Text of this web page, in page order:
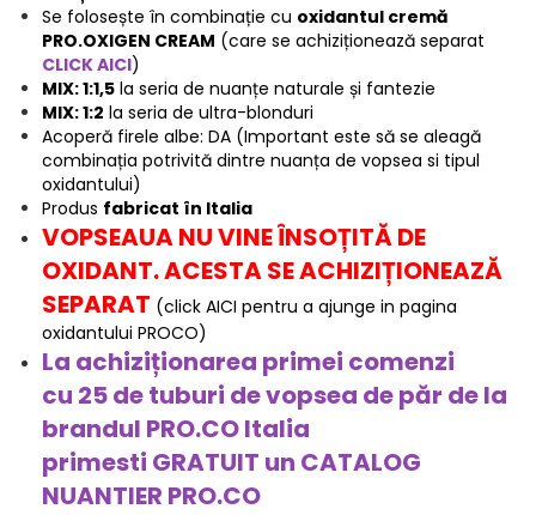
Se folosește în combinație cu oxidantul cremă
PRO.OXIGEN CREAM (care se achiziționează separat
CLICK AICI)
MIX: 1:1,5 la seria de nuanțe naturale și fantezie
MIX: 1:2 la seria de ultra-blonduri
Acoperă firele albe: DA (Important este să se aleagă
combinația potrivită dintre nuanța de vopsea si tipul
oxidantului)
Produs fabricat în Italia
VOPSEAUA NU VINE ÎNSOȚITĂ DE
OXIDANT. ACESTA SE ACHIZIȚIONEAZĂ
SEPARAT (click AICI pentru a ajunge in pagina
oxidantului PROCO)
La achiziționarea primei comenzi
cu 25 de tuburi de vopsea de păr de la
brandul PRO.CO Italia
primesti GRATUIT un CATALOG
NUANTIER PRO.CO